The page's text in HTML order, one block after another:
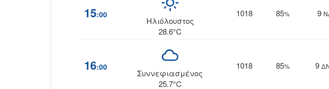
15:00
Ηλιόλουστος
28.6°C
1018 85% 9
16:00
Συννεφιασμένος
25.7°C
1018 85% 9